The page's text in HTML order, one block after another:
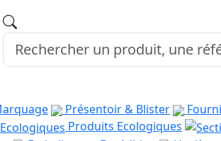
Présentoir & Blister
Produits Ecologiques